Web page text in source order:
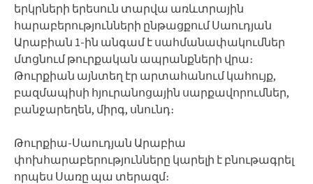
երկրների երեսուն տարվա առևտրային
հարաբերությունների ընթացքում Սաուդյան
Արաբիան 1-ին անգամ է սահմանափակումներ
մտցնում թուրքական ապրանքների վրա։
Թուրքիան այնտեղ էր արտահանում կահույք,
բազմապիսի հյուրանոցային սարքավորումներ,
բանջարեղեն, միրգ, սնունդ։
Թուրքիա-Սաուդյան Արաբիա
փոխհարաբերությունները կարելի է բնութագրել
որպես Սառը պա տերազմ։